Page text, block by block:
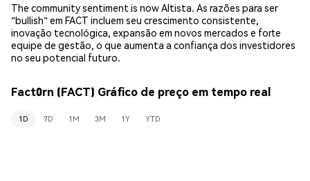
The community sentiment is now Altista. As razões para ser
"bullish" em FACT incluem seu crescimento consistente,
inovação tecnológica, expansão em novos mercados e forte
equipe de gestão, o que aumenta a confiança dos investidores
no seu potencial futuro.
Fact0rn (FACT) Gráfico de preço em tempo real
1D 7D 1M 3M 1Y YTD